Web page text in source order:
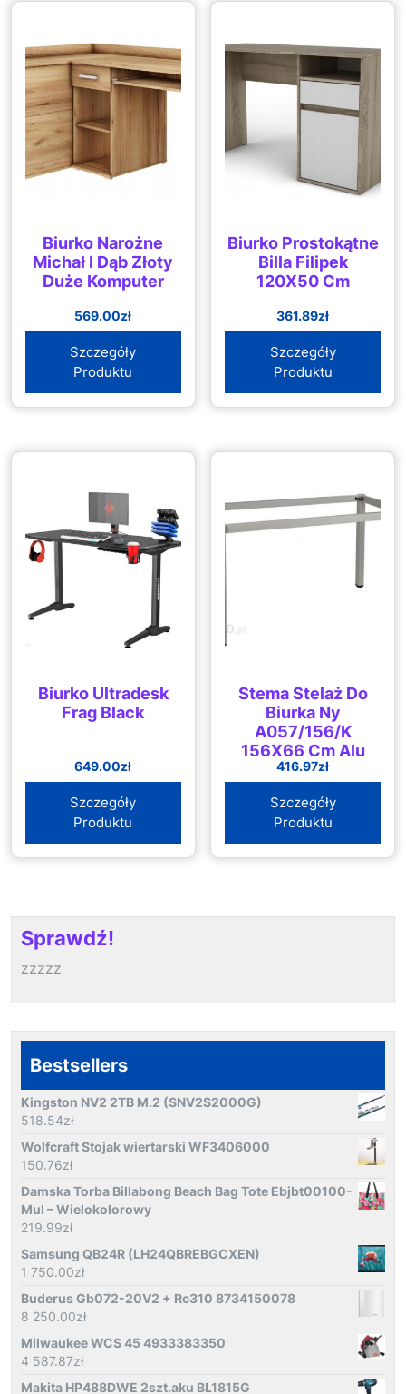
Biurko Narożne
Michał I Dąb Złoty
Duże Komputer
569.00zł
Szczegóły
Produktu
Biurko Prostokątne
Billa Filipek
120X50 Cm
361.89zł
Szczegóły
Produktu
Biurko Ultradesk
Frag Black
649.00zł
Szczegóły
Produktu
Stema Stelaż Do
Biurka Ny
A057/156/K
156X66 Cm Alu
416.97zł
Szczegóły
Produktu
Sprawdź!
zzzzz
Bestsellers
Kingston NV2 2TB M.2 (SNV2S2000G)
518.54zł
Wolfcraft Stojak wiertarski WF3406000
150.76zł
Damska Torba Billabong Beach Bag Tote Ebjbt00100-
Mul – Wielokolorowy
219.99zł
Samsung QB24R (LH24QBREBGCXEN)
1 750.00zł
Buderus Gb072-20V2 + Rc310 8734150078
8 250.00zł
Milwaukee WCS 45 4933383350
4 587.87zł
Makita HP488DWE 2szt.aku BL1815G